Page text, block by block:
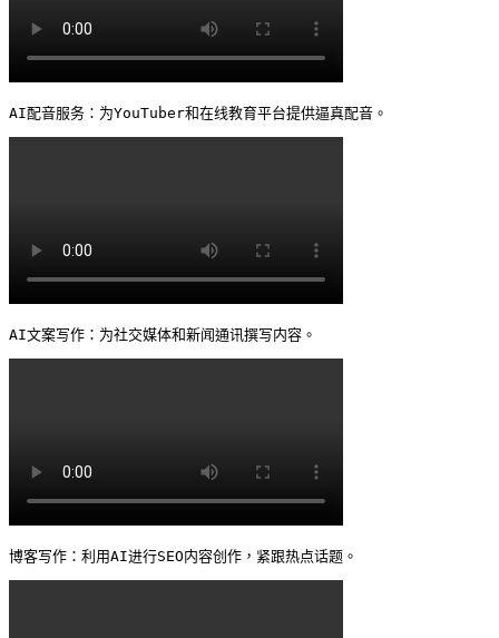
AI配音服务：为YouTuber和在线教育平台提供逼真配音。
AI文案写作：为社交媒体和新闻通讯撰写内容。
博客写作：利用AI进行SEO内容创作，紧跟热点话题。